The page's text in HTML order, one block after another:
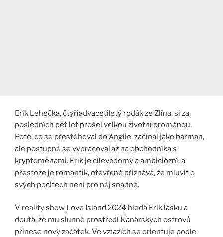
Erik Lehečka, čtyřiadvacetiletý rodák ze Zlína, si za
posledních pět let prošel velkou životní proměnou.
Poté, co se přestěhoval do Anglie, začínal jako barman,
ale postupně se vypracoval až na obchodníka s
kryptoměnami. Erik je cílevědomý a ambiciózní, a
přestože je romantik, otevřeně přiznává, že mluvit o
svých pocitech není pro něj snadné.
V reality show Love Island 2024 hledá Erik lásku a
doufá, že mu slunné prostředí Kanárských ostrovů
přinese nový začátek. Ve vztazích se orientuje podle